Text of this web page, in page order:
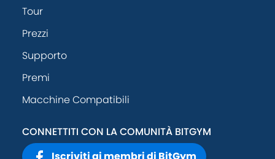
Tour
Prezzi
Supporto
Premi
Macchine Compatibili
CONNETTITI CON LA COMUNITÀ BITGYM